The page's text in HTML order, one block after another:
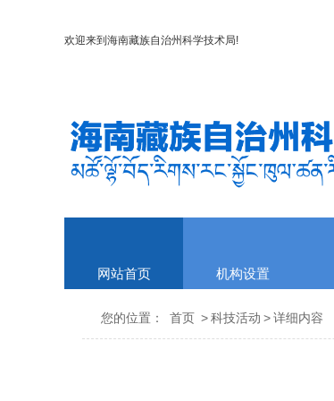
欢迎来到 海南藏族自治州科学技术局!
网站首页 机构设置
您的位置： 首页 >科技活动 >详细内容